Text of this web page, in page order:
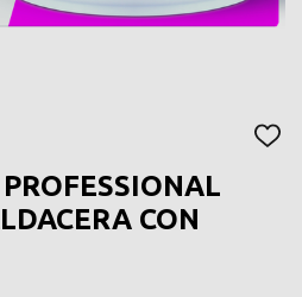
CON